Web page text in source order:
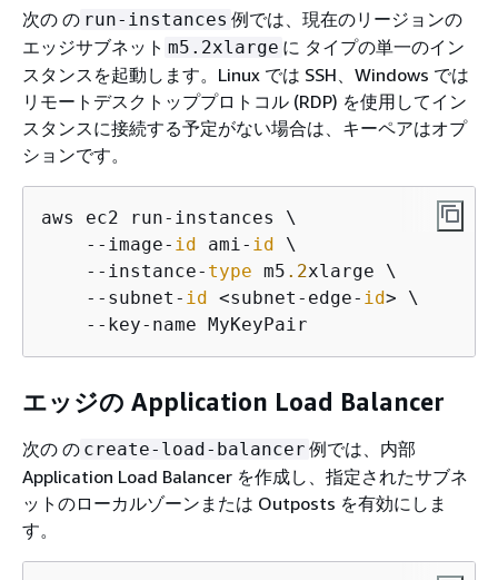
次の の run-instances 例では、現在のリージョンの
エッジサブネット m5.2xlarge に タイプの単一のイン
スタンスを起動します。Linux では SSH、Windows では
リモートデスクトッププロトコル (RDP) を使用してイン
スタンスに接続する予定がない場合は、キーペアはオプ
ションです。
aws ec2 run-instances \
    --image-
id ami- id \
    --instance-
type m5 .2xlarge \
    --subnet-
id <subnet-edge- id> \
    --key-name MyKeyPair
エッジの Application Load Balancer
次の の create-load-balancer 例では、内部
Application Load Balancer を作成し、指定されたサブネ
ットのローカルゾーンまたは Outposts を有効にしま
す。